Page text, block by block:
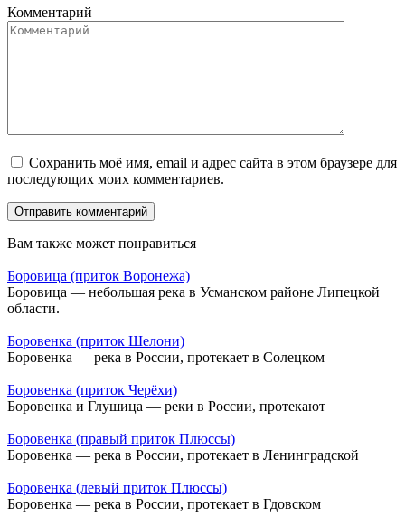
Комментарий
Сохранить моё имя, email и адрес сайта в этом браузере для
последующих моих комментариев.
Вам также может понравиться
Боровица (приток Воронежа)
Боровица — небольшая река в Усманском районе Липецкой
области.
Боровенка (приток Шелони)
Боровенка — река в России, протекает в Солецком
Боровенка (приток Черёхи)
Боровенка и Глушица — реки в России, протекают
Боровенка (правый приток Плюссы)
Боровенка — река в России, протекает в Ленинградской
Боровенка (левый приток Плюссы)
Боровенка — река в России, протекает в Гдовском